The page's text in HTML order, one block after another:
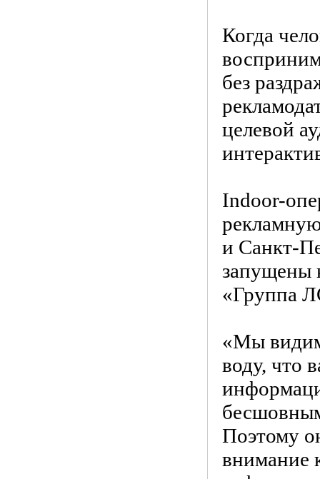
Когда
без
целевой
Indoor-
и Санкт-
запущены
«Группа
«Мы
воду, что
Поэтому
внимание